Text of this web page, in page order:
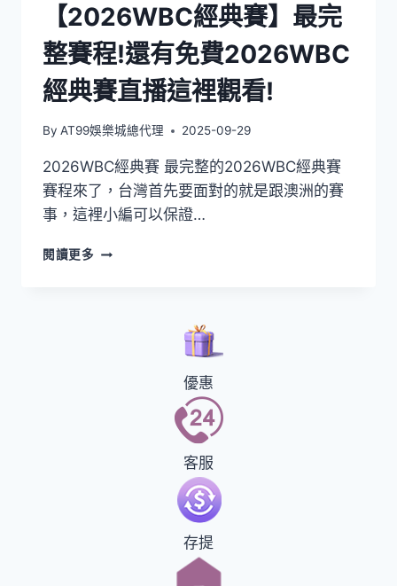
【2026WBC經典賽】最完
整賽程!還有免費2026WBC
經典賽直播這裡觀看!
By AT99娛樂城總代理 2025-09-29
2026WBC經典賽 最完整的2026WBC經典賽
賽程來了，台灣首先要面對的就是跟澳洲的賽
事，這裡小編可以保證…
閱讀更多
優惠
客服
存提